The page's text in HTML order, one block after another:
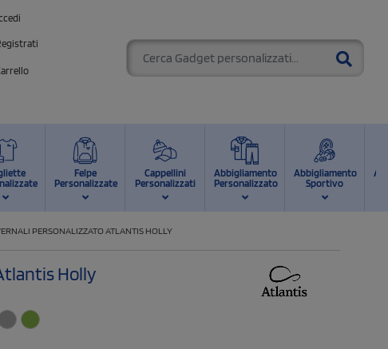
Felpe
Personalizzate
Cappellini
Personalizzati
Abbigliamento
Personalizzato
Abbigliamento
Sportivo
PERSONALIZZATO ATLANTIS HOLLY
Holly